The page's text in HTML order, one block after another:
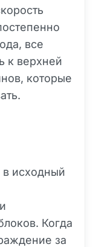
все
к верхней
которые
в исходный
Когда
за